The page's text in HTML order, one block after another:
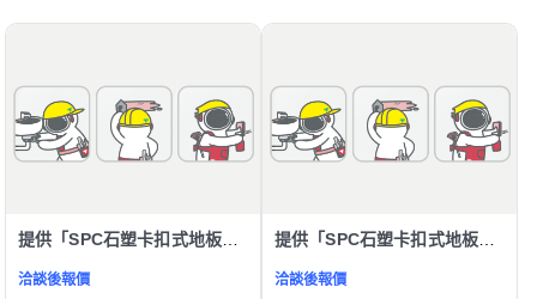
提供「SPC石塑卡扣式地板」服務
洽談後報價
提供「SPC石塑卡扣式地板」服務
洽談後報價